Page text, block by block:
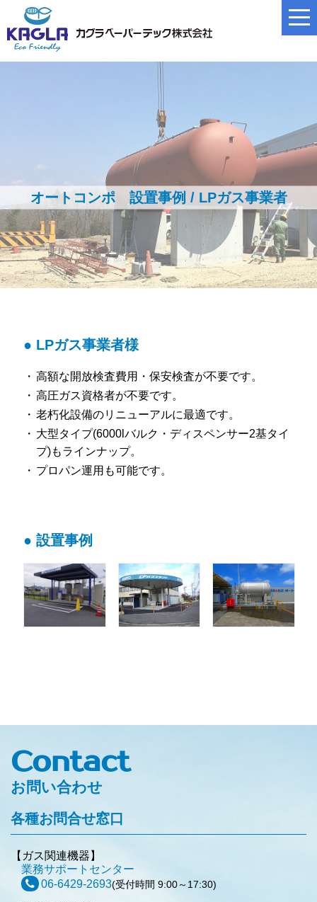
オートコンポ 設置事例 / LPガス事業者
● LPガス事業者様
高額な開放検査費用・保安検査が不要です。
高圧ガス資格者が不要です。
老朽化設備のリニューアルに最適です。
大型タイプ(6000lバルク・ディスペンサー2基タイ
プ)もラインナップ。
プロパン運用も可能です。
● 設置事例
Contact
お問い合わせ
各種お問合せ窓口
【ガス関連機器】
業務サポートセンター
06-6429-2693(受付時間 9:00～17:30)